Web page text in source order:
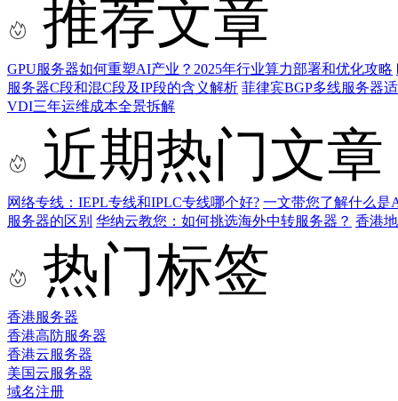
推荐文章
GPU服务器如何重塑AI产业？2025年行业算力部署和优化攻略
服务器C段和混C段及IP段的含义解析 菲律宾BGP多线服务器
VDI三年运维成本全景拆解
近期热门文章
网络专线：IEPL专线和IPLC专线哪个好? 一文带您了解什么是
服务器的区别 华纳云教您：如何挑选海外中转服务器？ 香港
热门标签
香港服务器
香港高防服务器
香港云服务器
美国云服务器
域名注册